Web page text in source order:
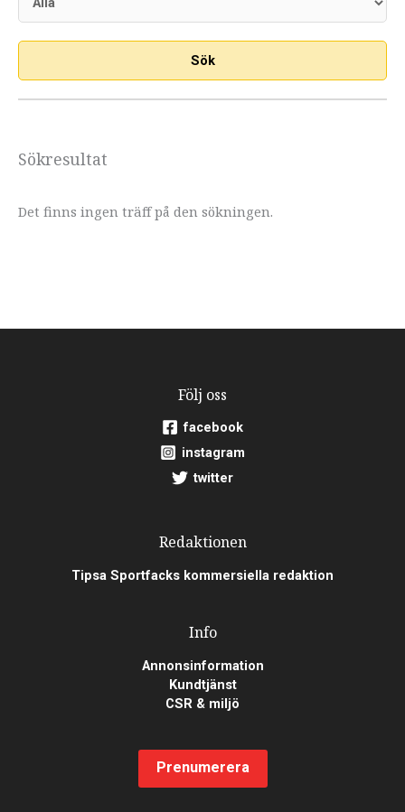
Sökresultat
Det finns ingen träff på den sökningen.
Följ oss
facebook
instagram
twitter
Redaktionen
Tipsa Sportfacks kommersiella redaktion
Info
Annonsinformation
Kundtjänst
CSR & miljö
Prenumerera